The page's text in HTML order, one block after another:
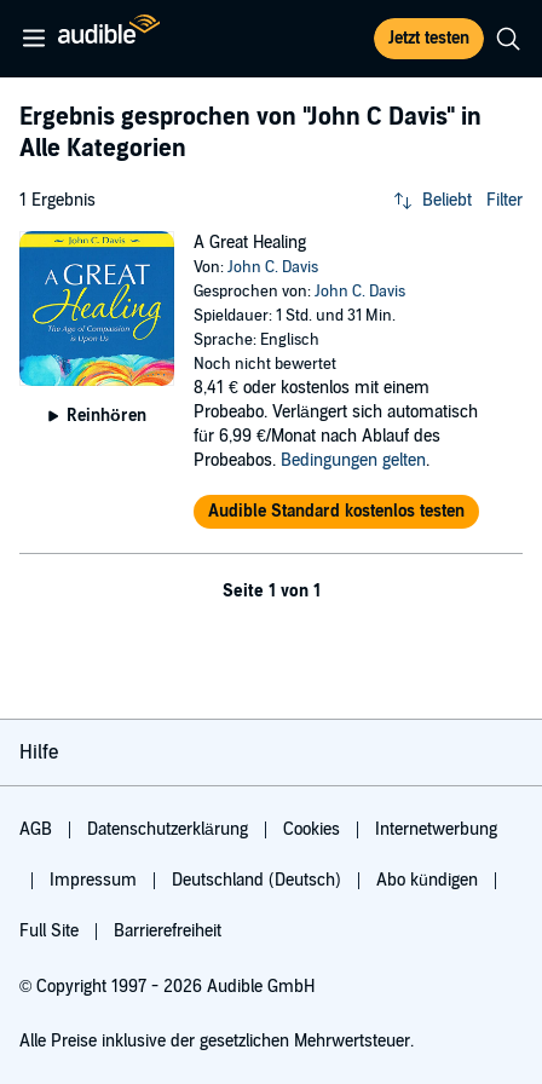
Jetzt testen
Ergebnis gesprochen von "John C Davis" in
Alle Kategorien
1 Ergebnis Beliebt Filter
Reinhören
A Great Healing
Von:John C. Davis
Gesprochen von:John C. Davis
Spieldauer: 1 Std. und 31 Min.
Sprache: Englisch
Noch nicht bewertet
8,41 € oder kostenlos mit einem
Probeabo. Verlängert sich automatisch
für 6,99 €/Monat nach Ablauf des
Probeabos. Bedingungen gelten.
Audible Standard kostenlos testen
Seite 1 von 1
Hilfe
AGB Datenschutzerklärung Cookies Internetwerbung
Impressum Deutschland (Deutsch) Abo kündigen
Full Site Barrierefreiheit
© Copyright 1997 - 2026 Audible GmbH
Alle Preise inklusive der gesetzlichen Mehrwertsteuer.